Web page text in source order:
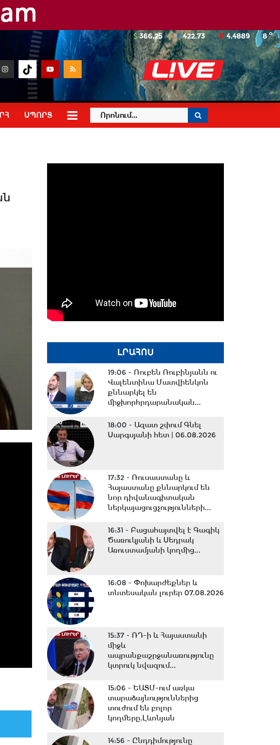
8o
366.25 422.73 4.4889
ՍՊՈՐՏ
ԼՐԱՀՈՍ
19:06 - Ռուբեն Ռուբինյանն ու
Վալենտինա Մատվիենկոն
քննարկել են
միջխորհրդարանական...
18:00 - Ազատ շփում Գնել
Սարգսյանի հետ | 06.08.2026
17:32 - Ռուսաստանը և
Հայաստանը քննարկում են
նոր դիվանագիտական
ներկայացուցչությունների...
16:31 - Բացահայտվել է Գագիկ
Ծառուկյանի և Սեդրակ
Առուստամյանի կողմից...
16:08 - Փոխարժեքներ և
տնտեսական լուրեր 07.08.2026
15:37 - ՌԴ-ի և Հայաստանի
միջև
ապրանքաշրջանառությունը
կտրուկ նվազում...
15:06 - ԵԱՏՄ-ում առկա
տարաձայնություններից
տուժում են բոլոր
կողմերը.Լևոնյան
14:56 - Ընդդիմությունը